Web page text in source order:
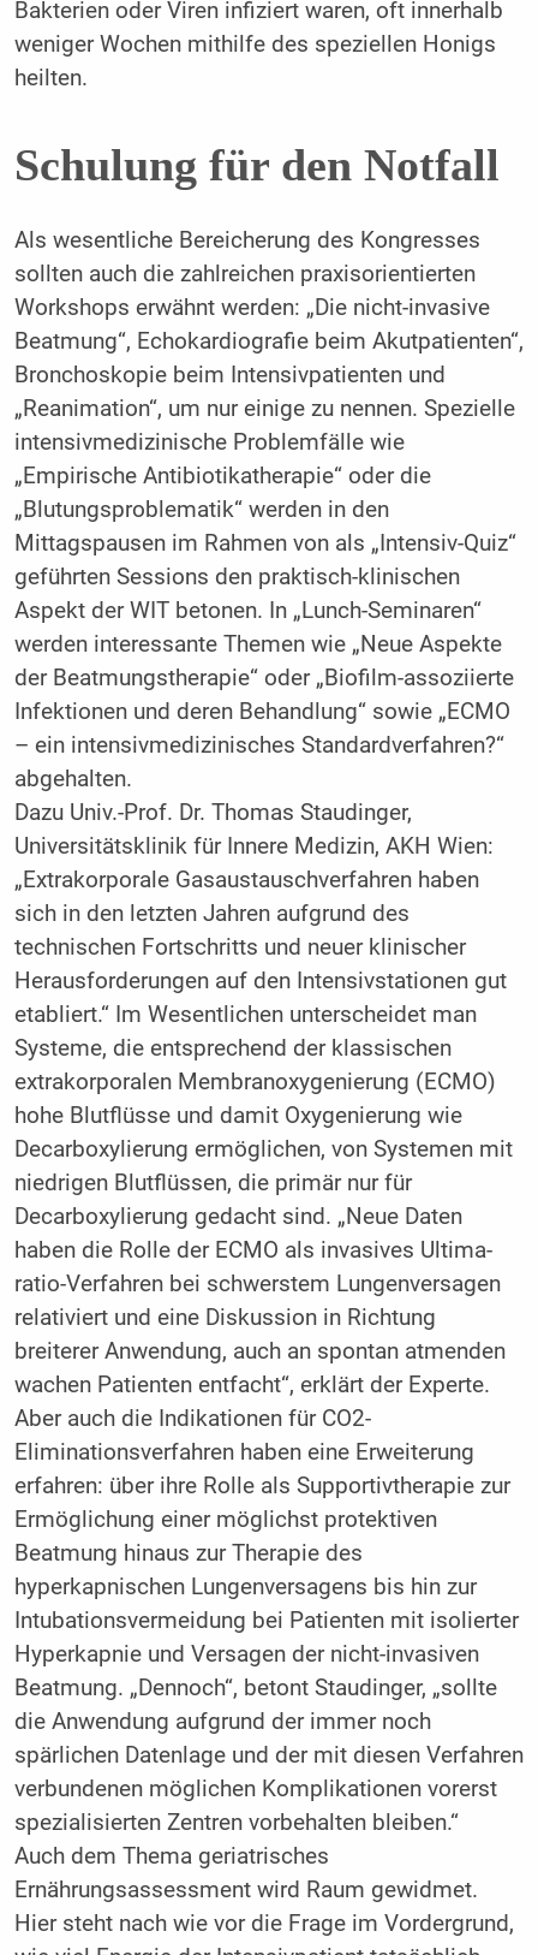
Bakterien oder Viren infiziert waren, oft innerhalb
weniger Wochen mithilfe des speziellen Honigs
heilten.
Schulung für den Notfall
Als wesentliche Bereicherung des Kongresses
sollten auch die zahlreichen praxisorientierten
Workshops erwähnt werden: „Die nicht-invasive
Beatmung“, Echokardiografie beim ­Akutpatienten“,
Bronchoskopie beim Intensivpatienten und
„Reanimation“, um nur einige zu nennen. Spezielle
intensivmedizinische Problemfälle wie
„Empirische Antibiotikatherapie“ oder die
„Blutungsproblematik“ werden in den
Mittagspausen im Rahmen von als „Intensiv-Quiz“
geführten Sessions den praktisch-klinischen
Aspekt der WIT betonen. In „Lunch-Seminaren“
werden interessante Themen wie „Neue Aspekte
der Beatmungstherapie“ oder „Biofilm-assoziierte
Infektionen und deren Behandlung“ sowie „ECMO
– ein intensivmedizinisches Standardverfahren?“
abgehalten.
Dazu Univ.-Prof. Dr. Thomas Staudinger,
Universitätsklinik für Innere Medizin, AKH Wien:
„Extrakorporale Gasaustauschverfahren haben
sich in den letzten Jahren aufgrund des
technischen Fortschritts und neuer klinischer
Herausforderungen auf den Intensivstationen gut
etabliert.“ Im Wesentlichen unterscheidet man
Systeme, die entsprechend der klassischen
extrakorporalen Membranoxygenierung (ECMO)
hohe Blutflüsse und damit Oxygenierung wie
Decarboxylierung ermöglichen, von Systemen mit
niedrigen Blutflüssen, die primär nur für
Decarboxylierung gedacht sind. „Neue Daten
haben die Rolle der ECMO als invasives Ultima-
ratio-Verfahren bei schwerstem Lungenversagen
relativiert und eine Diskussion in Richtung
breiterer Anwendung, auch an spontan atmenden
wachen Patienten entfacht“, erklärt der Experte.
Aber auch die Indikationen für CO2-
Eliminationsverfahren haben eine Erweiterung
erfahren: über ihre Rolle als Supportivtherapie zur
Ermöglichung einer möglichst protektiven
Beatmung hinaus zur Therapie des
hyperkapnischen Lungenversagens bis hin zur
Intubationsvermeidung bei Patienten mit isolierter
Hyperkapnie und Versagen der nicht-invasiven
Beatmung. „Dennoch“, betont Staudinger, „sollte
die Anwendung aufgrund der immer noch
spärlichen Datenlage und der mit diesen Verfahren
verbundenen möglichen Komplikationen vorerst
spezialisierten Zentren vorbehalten bleiben.“
Auch dem Thema geriatrisches
Ernährungsassessment wird Raum gewidmet.
Hier steht nach wie vor die Frage im Vordergrund,